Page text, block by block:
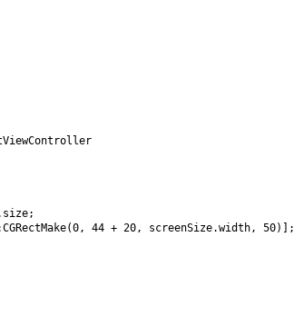
44 + 20, screenSize.width, 50)];